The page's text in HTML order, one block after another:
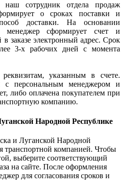
наш сотрудник отдела продаж
о сроках поставки и
доставки. На основании
менеджер сформирует счет и
заказе электронный адрес. Срок
3-х рабочих дней с момента
указанным в счете.
с персональным менеджером и
либо оплачена покупателем при
компанию.
Народной Республике
и Луганской Народной
транспортной компанией. Чтобы
выберите соответствующий
на сайте. После оформления
для согласования сроков и